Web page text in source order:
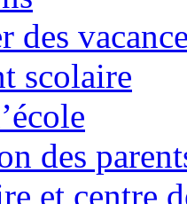
des
scolaire
des
et centre